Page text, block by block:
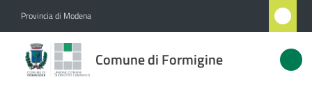
Provincia di Modena
Comune di Formigine
Comune
di